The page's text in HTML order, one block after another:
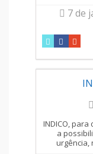
7 de
INDICO,
a
urgência,